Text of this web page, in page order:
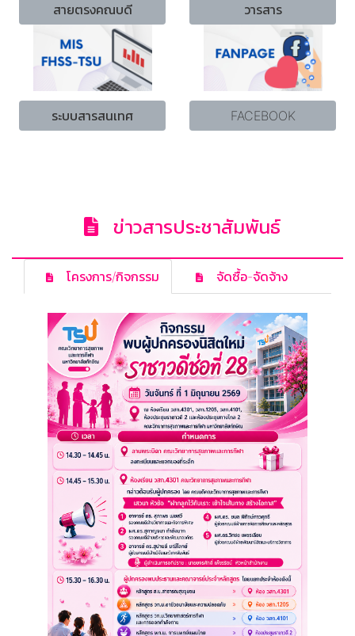
สายตรงคณบดี วารสาร
ระบบสารสนเทศ FACEBOOK
ข่าวสารประชาสัมพันธ์
โครงการ/กิจกรรม จัดซื้อ-จัดจ้าง